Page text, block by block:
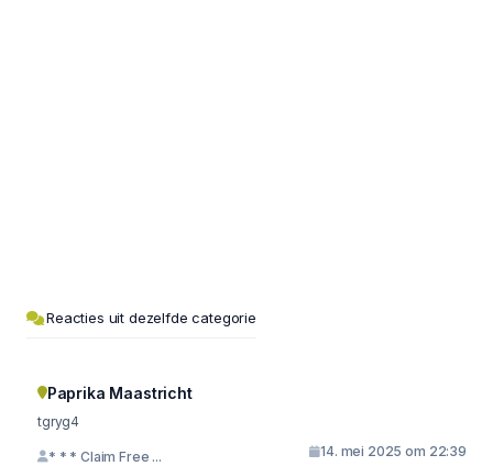
Reacties uit dezelfde categorie
Paprika Maastricht
tgryg4
* * * Claim Free ... 14. mei 2025 om 22:39